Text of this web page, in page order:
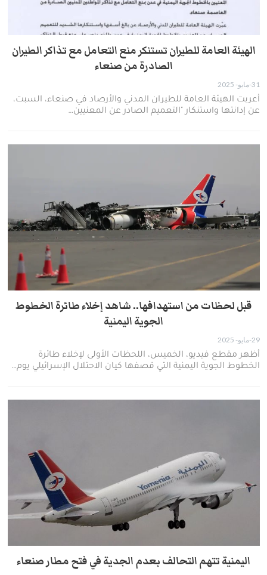
الهيئة العامة للطيران تستنكر منع التعامل مع تذاكر الطيران
الصادرة من صنعاء
31-مايو- 2025
أعربت الهيئة العامة للطيران المدني والأرصاد في صنعاء، السبت،
عن إدانتها واستنكار "التعميم الصادر عن المعنيين…
قبل لحظات من استهدافها.. شاهد إخلاء طائرة الخطوط
الجوية اليمنية
29-مايو- 2025
أظهر مقطع فيديو، الخميس، اللحظات الأولى لإخلاء طائرة
الخطوط الجوية اليمنية التي قصفها كيان الاحتلال الإسرائيلي يوم…
اليمنية تتهم التحالف بعدم الجدية في فتح مطار صنعاء